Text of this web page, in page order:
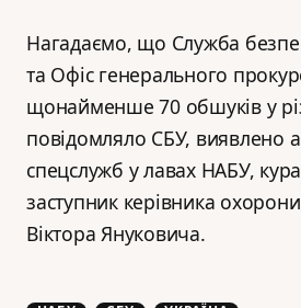
Нагадаємо, що Служба
та Офіс генерального
щонайменше 70 обшуків у
повідомляло СБУ, виявлено
спецслужб у лавах НАБУ,
заступник керівника
Віктора Януковича.